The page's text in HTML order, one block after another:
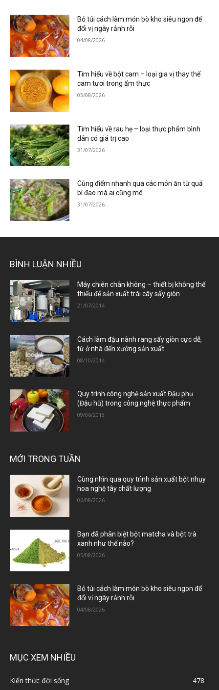
Bỏ túi cách làm món bò kho siêu ngon để
đổi vị ngày rảnh rỗi
04/08/2026
Tìm hiểu về bột cam – loại gia vị thay thế
cam tươi trong ẩm thực
03/08/2026
Tìm hiểu về rau hẹ – loại thực phẩm bình
dân có giá trị cao
31/07/2026
Cùng điểm nhanh qua các món ăn từ quả
bí đao mà ai cũng mê
31/07/2026
BÌNH LUẬN NHIỀU
Máy chiên chân không – thiết bị không thể
thiếu để sản xuất trái cây sấy giòn
21/07/2014
Cách làm đậu nành rang sấy giòn cực dễ,
từ ở nhà đến xưởng sản xuất
08/10/2014
Quy trình công nghệ sản xuất Đậu phụ
(Đậu hũ) trong công nghệ thực phẩm
09/06/2013
MỚI TRONG TUẦN
Cùng nhìn qua quy trình sản xuất bột nhụy
hoa nghệ tây chất lượng
06/08/2026
Bạn đã phân biệt bột matcha và bột trà
xanh như thế nào?
05/08/2026
Bỏ túi cách làm món bò kho siêu ngon để
đổi vị ngày rảnh rỗi
04/08/2026
MỤC XEM NHIỀU
Kiến thức đời sống
478